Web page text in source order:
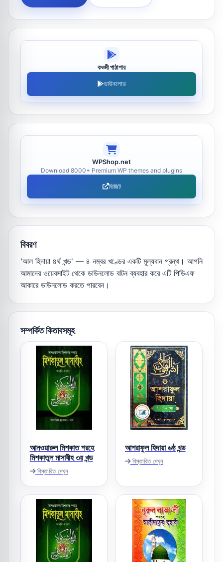
কওমী পাঠাগার
ডাউনলোড
WPShop.net
Download 8000+ Premium WP themes and plugins
ভিজিট
বিবরণ
'আল হিদায়া ৪র্থ খন্ড' — ৪ নম্বর খণ্ডের একটি মূল্যবান গ্রন্থ। আপনি
আমাদের ওয়েবসাইট থেকে ডাউনলোড বাটন ব্যবহার করে এটি পিডিএফ
আকারে ডাউনলোড করতে পারবেন।
সম্পর্কিত কিতাবসমূহ
আনওয়ারুল মিশকাত শরহে
মিশকাতুল মাসাবীহ ৩য় খন্ড
বিস্তারিত দেখুন
আশরাফুল হিদায়া ৬ষ্ঠ খন্ড
বিস্তারিত দেখুন